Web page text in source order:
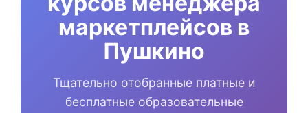
маркетплейсов в
Пушкино
Тщательно отобранные платные и
бесплатные образовательные